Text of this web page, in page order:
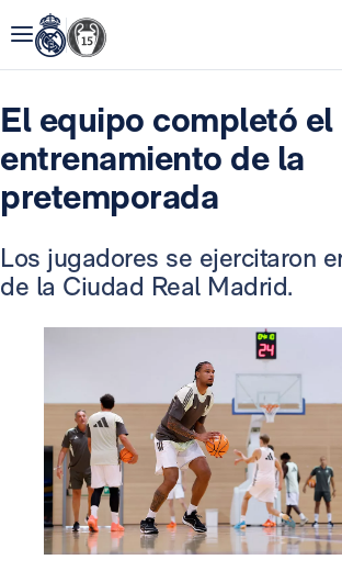
El equipo completó
entrenamiento de la
pretemporada
Los jugadores se ejercitaron
de la Ciudad Real Madrid.